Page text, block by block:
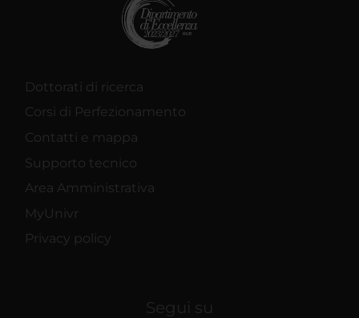
Dottorati di ricerca
Corsi di Perfezionamento
Contatti e mappa
Supporto tecnico
Area Amministrativa
MyUnivr
Privacy policy
Segui su